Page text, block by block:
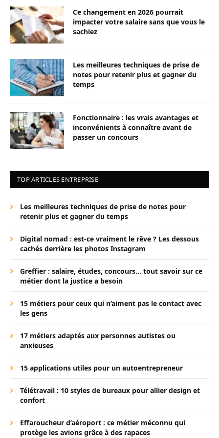
Ce changement en 2026 pourrait
impacter votre salaire sans que vous le
sachiez
Les meilleures techniques de prise de
notes pour retenir plus et gagner du
temps
Fonctionnaire : les vrais avantages et
inconvénients à connaître avant de
passer un concours
TOP ARTICLES ENTREPRISE
Les meilleures techniques de prise de notes pour
retenir plus et gagner du temps
Digital nomad : est-ce vraiment le rêve ? Les dessous
cachés derrière les photos Instagram
Greffier : salaire, études, concours… tout savoir sur ce
métier dont la justice a besoin
15 métiers pour ceux qui n’aiment pas le contact avec
les gens
17 métiers adaptés aux personnes autistes ou
anxieuses
15 applications utiles pour un autoentrepreneur
Télétravail : 10 styles de bureaux pour allier design et
confort
Effaroucheur d’aéroport : ce métier méconnu qui
protège les avions grâce à des rapaces